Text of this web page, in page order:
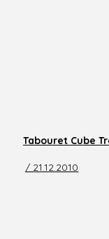
Tabouret Cube
/ 21.12.2010